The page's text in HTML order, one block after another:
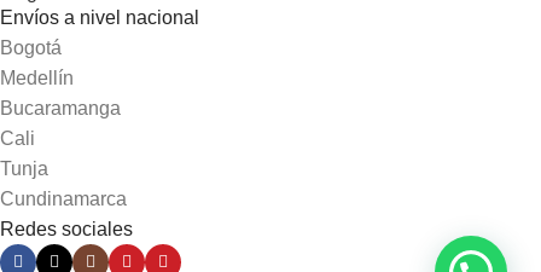
Envíos a nivel nacional
Bogotá
Medellín
Bucaramanga
Cali
Tunja
Cundinamarca
Redes sociales